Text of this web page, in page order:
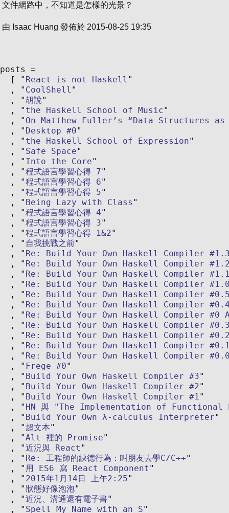
文件網路中，不知道是怎樣的光景？
由 Isaac Huang 發佈於 2015-08-25 19:35
posts
React is not Haskell
CoolShell
胡說
the Haskell School of Music
On Matthew Fuller’s “Data Structures
Desktop #0
the Haskell School of Expression
Safe Space
Into the Core
程式語言學習心得 7
程式語言學習心得 6
程式語言學習心得 5
Being Lazy with Class
程式語言學習心得 4
程式語言學習心得 3
程式語言學習心得 1&2
自我挑戰之前
Re: Build Your Own Haskell Compiler
Re: Build Your Own Haskell Compiler
Re: Build Your Own Haskell Compiler
Re: Build Your Own Haskell Compiler
Re: Build Your Own Haskell Compiler
Re: Build Your Own Haskell Compiler
Re: Build Your Own Haskell Compiler #0
Re: Build Your Own Haskell Compiler
Re: Build Your Own Haskell Compiler
Re: Build Your Own Haskell Compiler
Re: Build Your Own Haskell Compiler
Frege #0
Build Your Own Haskell Compiler #3
Build Your Own Haskell Compiler #2
Build Your Own Haskell Compiler #1
HN 與 "The Implementation of Functional
Build Your Own λ-calculus Interpreter
超文本
Alt 裡的 Promise
近況與 React
Re: 工程師的缺德行為：叫朋友去學C/C++
用 ES6 寫 React Component
2015年1月14日 上午2:25
狀態好像泡泡
近況、溝通還有電子書
Spell My Name with an S